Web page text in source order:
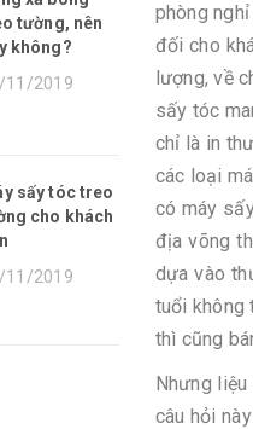
phòng
đối cho
lượng, về
sấy tóc
chỉ là in
các loại
có máy
địa võng
dựa vào
tuổi không
thì cũng
Nhưng
câu hỏi
tường, nên
không?
11/2019
sấy tóc treo
cho khách
11/2019